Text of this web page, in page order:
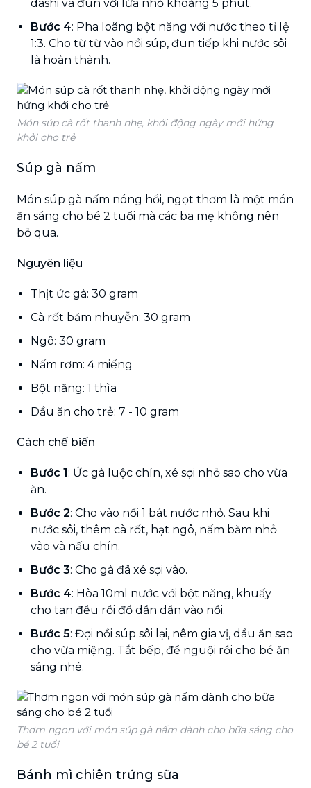
dashi và đun với lửa nhỏ khoảng 5 phút.
Bước 4: Pha loãng bột năng với nước theo tỉ lệ
1:3. Cho từ từ vào nồi súp, đun tiếp khi nước sôi
là hoàn thành.
Món súp cà rốt thanh nhẹ, khởi động ngày mới hứng
khởi cho trẻ
Súp gà nấm
Món súp gà nấm nóng hổi, ngọt thơm là một món
ăn sáng cho bé 2 tuổi mà các ba mẹ không nên
bỏ qua.
Nguyên liệu
Thịt ức gà: 30 gram
Cà rốt băm nhuyễn: 30 gram
Ngô: 30 gram
Nấm rơm: 4 miếng
Bột năng: 1 thìa
Dầu ăn cho trẻ: 7 - 10 gram
Cách chế biến
Bước 1: Ức gà luộc chín, xé sợi nhỏ sao cho vừa
ăn.
Bước 2: Cho vào nồi 1 bát nước nhỏ. Sau khi
nước sôi, thêm cà rốt, hạt ngô, nấm băm nhỏ
vào và nấu chín.
Bước 3: Cho gà đã xé sợi vào.
Bước 4: Hòa 10ml nước với bột năng, khuấy
cho tan đều rồi đổ dần dần vào nồi.
Bước 5: Đợi nồi súp sôi lại, nêm gia vị, dầu ăn sao
cho vừa miệng. Tắt bếp, để nguội rồi cho bé ăn
sáng nhé.
Thơm ngon với món súp gà nấm dành cho bữa sáng cho
bé 2 tuổi
Bánh mì chiên trứng sữa